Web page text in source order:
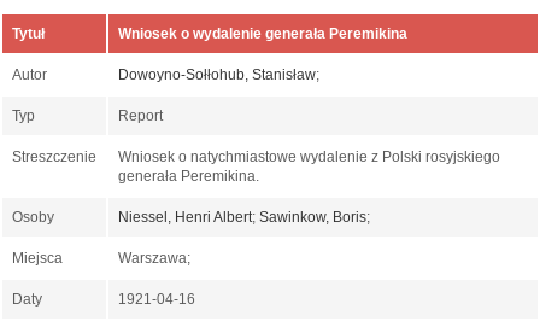
Tytuł Wniosek o wydalenie generała Peremikina
Autor Dowoyno-Sołłohub, Stanisław;
Typ Report
Streszczenie
Wniosek o natychmiastowe wydalenie z Polski rosyjskiego
generała Peremikina.
Osoby Niessel, Henri Albert; Sawinkow, Boris;
Miejsca Warszawa;
Daty 1921-04-16